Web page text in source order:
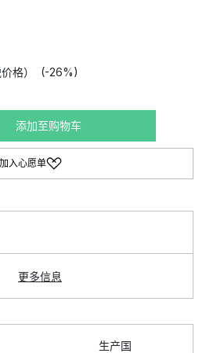
格） (-26%)
添加至购物车
加入心愿单
更多信息
生产国